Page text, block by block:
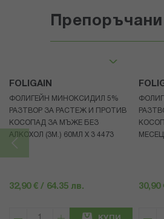
FOLIGAIN
ФОЛИГЕЙН МИНОКСИДИЛ 5%
РАЗТВОР ЗА РАСТЕЖ И ПРОТИВ
КОСОПАД ЗА МЪЖЕ БЕЗ
АЛКОХОЛ (3М.) 60МЛ X 3 4473
32,90 € / 64.35 лв. 30,90